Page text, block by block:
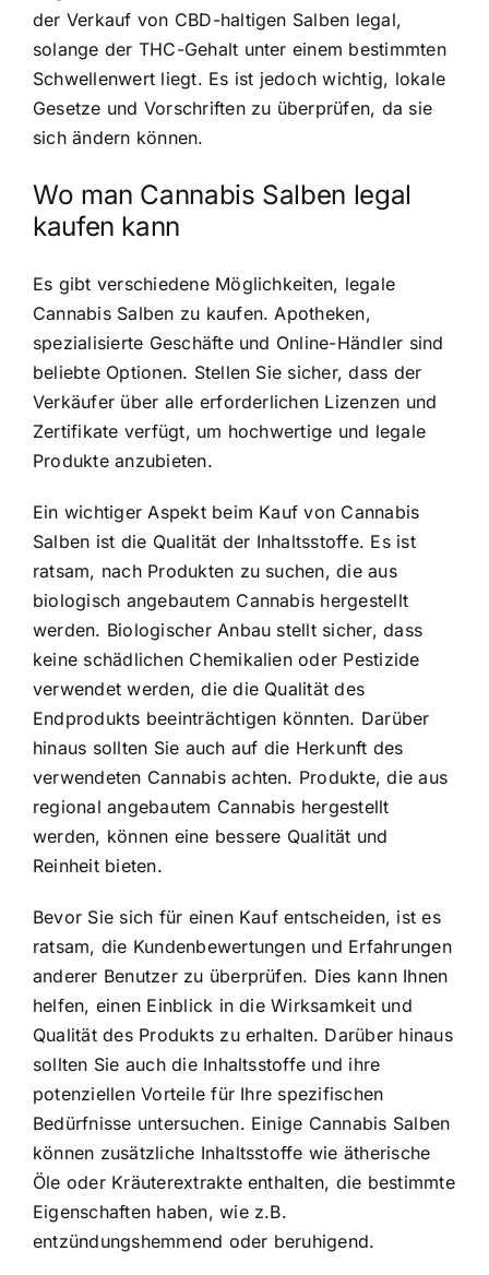
der Verkauf von CBD-haltigen Salben legal,
solange der THC-Gehalt unter einem bestimmten
Schwellenwert liegt. Es ist jedoch wichtig, lokale
Gesetze und Vorschriften zu überprüfen, da sie
sich ändern können.
Wo man Cannabis Salben legal
kaufen kann
Es gibt verschiedene Möglichkeiten, legale
Cannabis Salben zu kaufen. Apotheken,
spezialisierte Geschäfte und Online-Händler sind
beliebte Optionen. Stellen Sie sicher, dass der
Verkäufer über alle erforderlichen Lizenzen und
Zertifikate verfügt, um hochwertige und legale
Produkte anzubieten.
Ein wichtiger Aspekt beim Kauf von Cannabis
Salben ist die Qualität der Inhaltsstoffe. Es ist
ratsam, nach Produkten zu suchen, die aus
biologisch angebautem Cannabis hergestellt
werden. Biologischer Anbau stellt sicher, dass
keine schädlichen Chemikalien oder Pestizide
verwendet werden, die die Qualität des
Endprodukts beeinträchtigen könnten. Darüber
hinaus sollten Sie auch auf die Herkunft des
verwendeten Cannabis achten. Produkte, die aus
regional angebautem Cannabis hergestellt
werden, können eine bessere Qualität und
Reinheit bieten.
Bevor Sie sich für einen Kauf entscheiden, ist es
ratsam, die Kundenbewertungen und Erfahrungen
anderer Benutzer zu überprüfen. Dies kann Ihnen
helfen, einen Einblick in die Wirksamkeit und
Qualität des Produkts zu erhalten. Darüber hinaus
sollten Sie auch die Inhaltsstoffe und ihre
potenziellen Vorteile für Ihre spezifischen
Bedürfnisse untersuchen. Einige Cannabis Salben
können zusätzliche Inhaltsstoffe wie ätherische
Öle oder Kräuterextrakte enthalten, die bestimmte
Eigenschaften haben, wie z.B.
entzündungshemmend oder beruhigend.